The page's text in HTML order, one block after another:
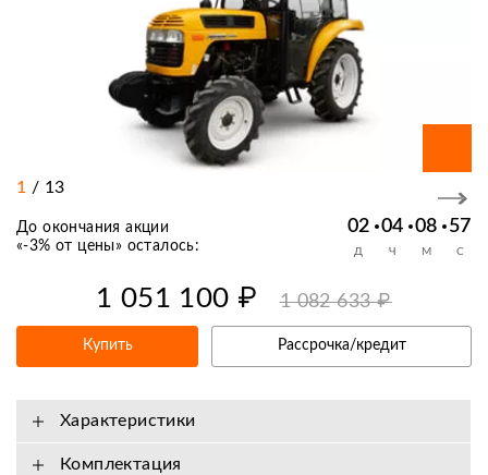
1 / 13
До окончания акции
«-3% от цены» осталось:
02 04 08 57
Д Ч М С
1 051 100 ₽ 1 082 633 ₽
Купить Рассрочка/кредит
Характеристики
Комплектация